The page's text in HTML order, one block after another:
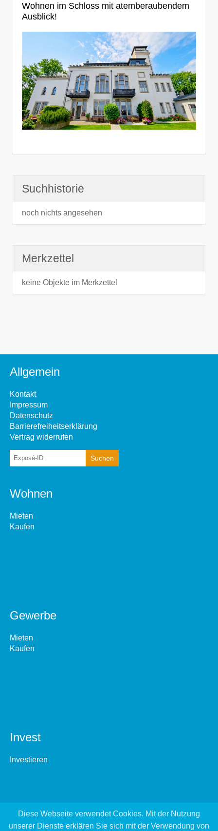
Wohnen im Schloss mit atemberaubendem
Ausblick!
Suchhistorie
noch nichts angesehen
Merkzettel
keine Objekte im Merkzettel
Allgemein
Kontakt
Impressum
Datenschutz
Barrierefreiheitserklärung
Vertrag widerrufen
Wohnen
Mieten
Kaufen
Gewerbe
Mieten
Kaufen
Invest
Investieren
Diese Webseite verwendet Cookies. Mit der Nutzung
unserer Dienste erklären Sie sich mit der Verwendung von